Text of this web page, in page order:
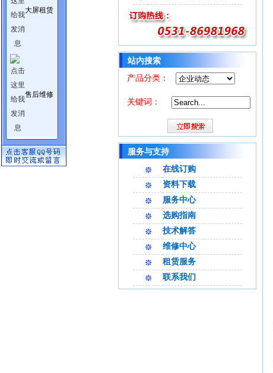
站内搜索
产品分类：
关键词：
服务与支持
在线订购
资料下载
服务中心
选购指南
技术解答
维修中心
租赁服务
联系我们
大屏租赁
售后维修